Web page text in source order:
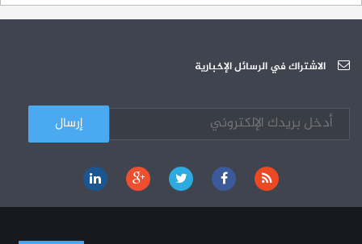
03-10 الجامعة العربية للعلوم : دورة تكوينية
الاشتراك في الرسائل الإخبارية